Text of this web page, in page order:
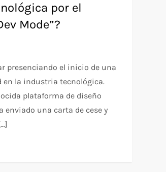
por el
Mode”?
presenciando el inicio de una
en la industria tecnológica.
plataforma de diseño
enviado una carta de cese y